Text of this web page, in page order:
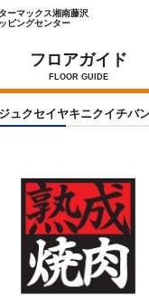
ーマックス湘南藤沢
ピングセンター
フロアガイド
FLOOR GUIDE
ュクセイヤキニクイチバン